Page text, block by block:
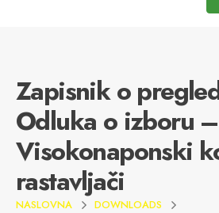
Zapisnik o
Odluka o izboru –
Visokonaponski
rastavljači
NASLOVNA
DOWNLOADS